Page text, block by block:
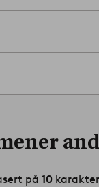
på 10